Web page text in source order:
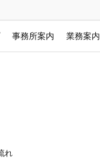
事務所案内 業務案内
れ